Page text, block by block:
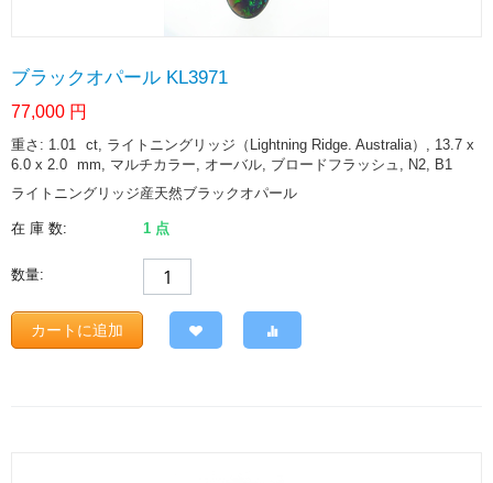
ブラックオパール KL3971
77,000 円
重さ: 1.01 ct, ライトニングリッジ（Lightning Ridge. Australia）, 13.7 x
6.0 x 2.0 mm, マルチカラー, オーバル, ブロードフラッシュ, N2, B1
ライトニングリッジ産天然ブラックオパール
在 庫 数: 1 点
数量:
カートに追加